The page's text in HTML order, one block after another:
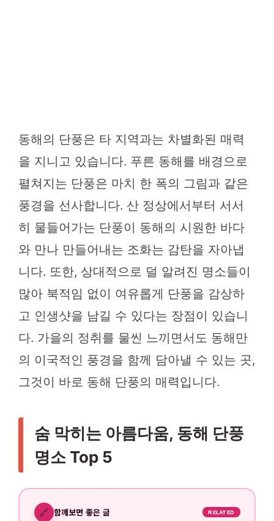
동해의 단풍은 타 지역과는 차별화된 매력
을 지니고 있습니다. 푸른 동해를 배경으로
펼쳐지는 단풍은 마치 한 폭의 그림과 같은
풍경을 선사합니다. 산 정상에서부터 서서
히 물들어가는 단풍이 동해의 시원한 바다
와 만나 만들어내는 조화는 감탄을 자아냅
니다. 또한, 상대적으로 덜 알려진 명소들이
많아 북적임 없이 여유롭게 단풍을 감상하
고 인생샷을 남길 수 있다는 장점이 있습니
다. 가을의 정취를 물씬 느끼면서도 동해만
의 이국적인 풍경을 함께 담아낼 수 있는 곳,
그것이 바로 동해 단풍의 매력입니다.
숨 막히는 아름다움, 동해 단풍
명소 Top 5
🔗 함께보면 좋은 글 RELATED